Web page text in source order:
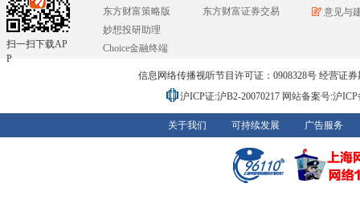
扫一扫下载AP
P
东方财富策略版
妙想投研助理
Choice金融终端
东方财富证券交易
意见与
信息网络传播视听节目许可证：0908328号 经营证
沪ICP证:沪B2-20070217 网站备案号:沪
关于我们 可持续发展 广告服务